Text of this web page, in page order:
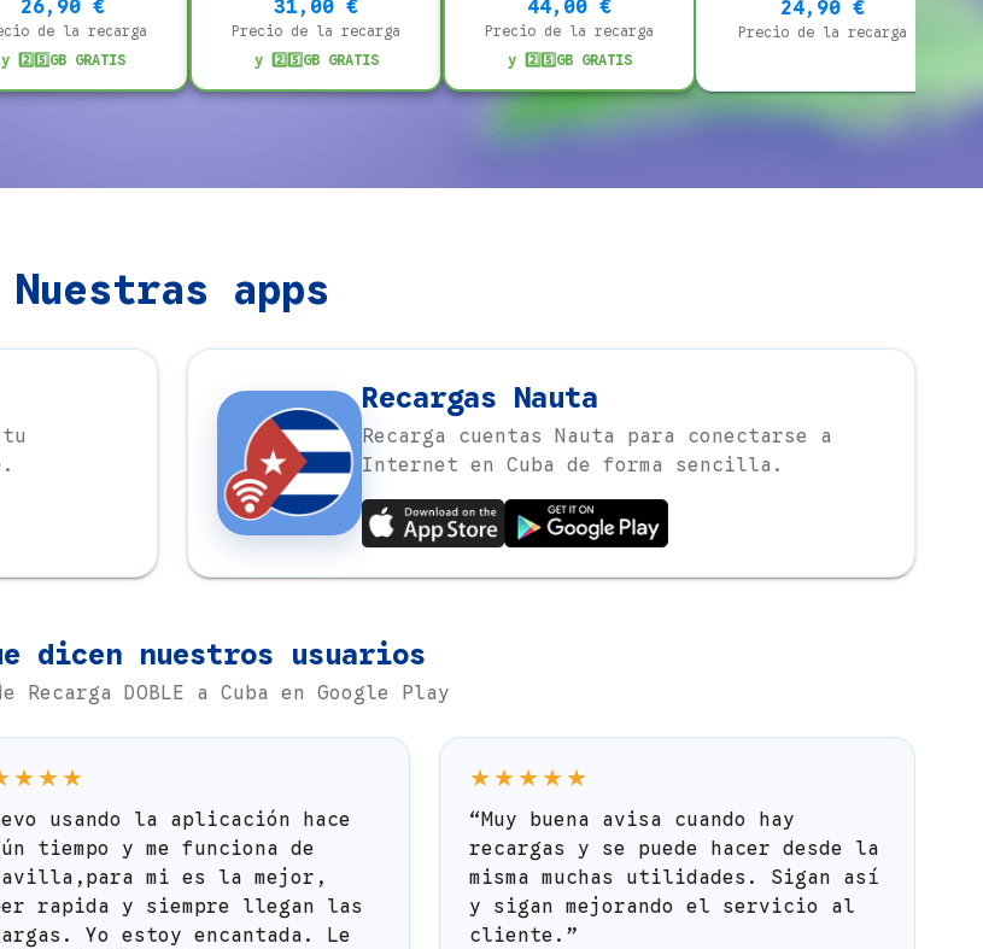
26,90 €
de la recarga
y 2️⃣5️⃣GB GRATIS
31,00 €
Precio de la recarga
y 2️⃣5️⃣GB GRATIS
44,00 €
Precio de la recarga
y 2️⃣5️⃣GB GRATIS
24,90 €
Precio de la recarga
Nuestras apps
Recargas Nauta
Recarga cuentas Nauta para conectarse a
Internet en Cuba de forma sencilla.
dicen nuestros usuarios
Recarga DOBLE a Cuba en Google Play
usando la aplicación hace
tiempo y me funciona de
mi es la mejor,
rapida y siempre llegan las
Yo estoy encantada. Le
★★★★★
“Muy buena avisa cuando hay
recargas y se puede hacer desde la
misma muchas utilidades. Sigan así
y sigan mejorando el servicio al
cliente.”